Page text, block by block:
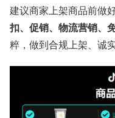
建议商家上架商品前做
扣、促销、物流营销、
粹，做到合规上架、诚实